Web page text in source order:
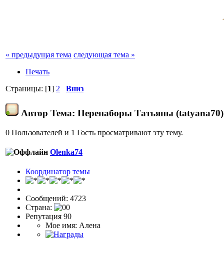
« предыдущая тема следующая тема »
Печать
Страницы: [1] 2 Вниз
Автор Тема: Перенаборы Татьяны
0 Пользователей и 1 Гость просматривают эту тему.
Olenka74
Координатор темы
Сообщений: 4723
Страна:
Репутация 90
Мое имя: Алена